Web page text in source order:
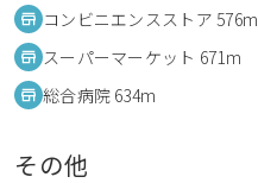
コンビニエンスストア 576m
スーパーマーケット 671m
総合病院 634m
その他